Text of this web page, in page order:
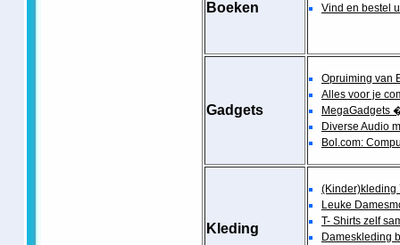
Boeken Vind en bestel
Gadgets
Opruiming van
Alles voor je
MegaGadgets
Diverse Audio
Bol.com:
Kleding
(Kinder)kleding
Leuke
T- Shirts zelf
Dameskleding